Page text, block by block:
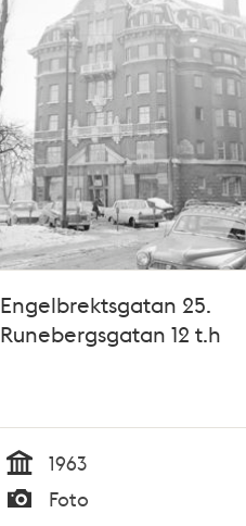
Engelbrektsgatan 25.
Runebergsgatan 12 t.h
Tid
1963
Foto